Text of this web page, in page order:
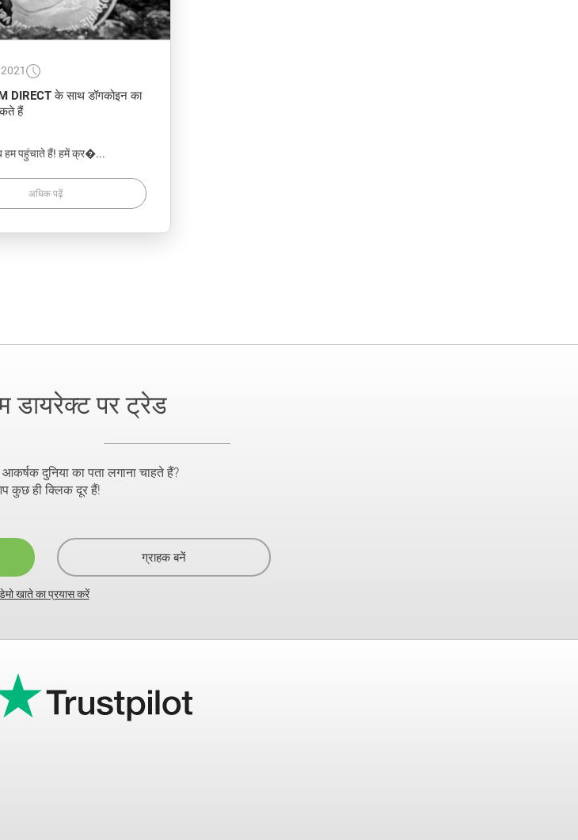
DIRECT के साथ डॉगकोइन का
हैं
हम पहुंचाते हैं! हमें क्र�...
अधिक पढ़ें
डायरेक्ट पर ट्रेड
दुनिया का पता लगाना चाहते हैं?
कुछ ही क्लिक दूर हैं!
ग्राहक बनें
खाते का प्रयास करें